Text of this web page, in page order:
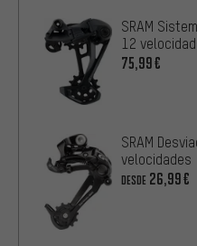
SRAM
12
75,99€
SRAM
velocidades
DESDE 26,99€